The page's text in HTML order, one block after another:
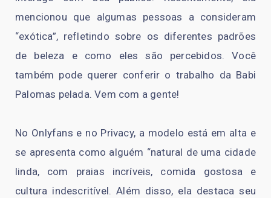
mencionou que algumas pessoas a consideram
“exótica”, refletindo sobre os diferentes padrões
de beleza e como eles são percebidos. Você
também pode querer conferir o trabalho da Babi
Palomas pelada. Vem com a gente!
No Onlyfans e no Privacy, a modelo está em alta e
se apresenta como alguém “natural de uma cidade
linda, com praias incríveis, comida gostosa e
cultura indescritível. Além disso, ela destaca seu